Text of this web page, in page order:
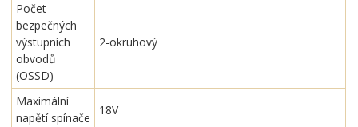
Počet
bezpečných
výstupních
obvodů
(OSSD)
2-okruhový
Maximální
napětí spínače
18V